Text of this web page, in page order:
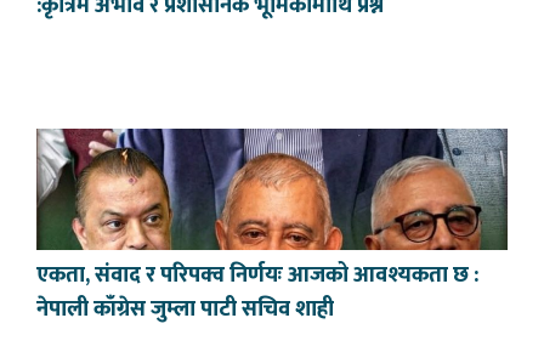
एकता, संवाद र परिपक्व निर्णयः आजको आवश्यकता छ :
नेपाली काँग्रेस जुम्ला पाटी सचिव शाही